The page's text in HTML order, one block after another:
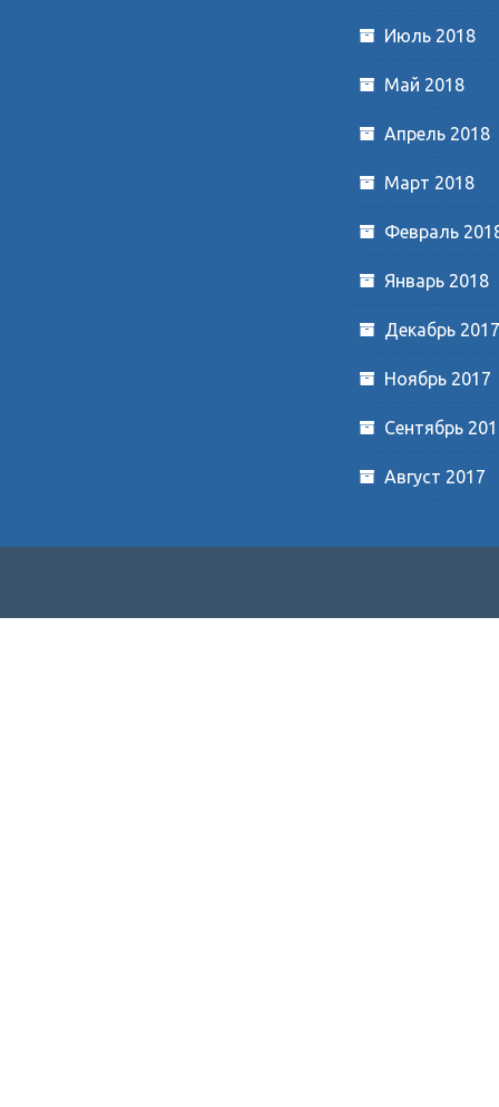
Июль 2018
Май 2018
Апрель 2018
Март 2018
Февраль
Январь 2018
Декабрь 2017
Ноябрь 2017
Сентябрь
Август 2017